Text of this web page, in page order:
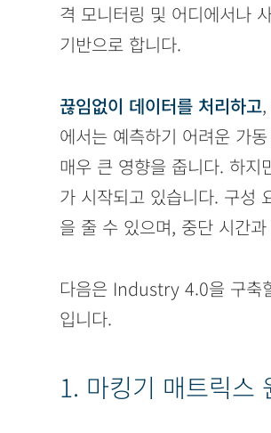
격 모니터링 및 어디에서나
기반으로 합니다.
끊임없이 데이터를 처리하고
에서는 예측하기 어려운 가
매우 큰 영향을 줍니다. 하
가 시작되고 있습니다. 구성
을 줄 수 있으며, 중단 시간
다음은 Industry 4.0을 구축
입니다.
1. 마킹기 매트릭스